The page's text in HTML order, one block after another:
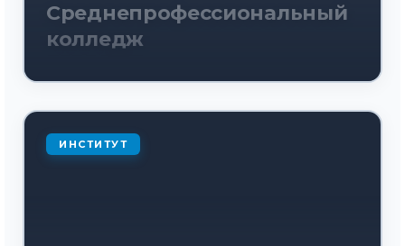
Среднепрофессиональный
колледж
ИНСТИТУТ